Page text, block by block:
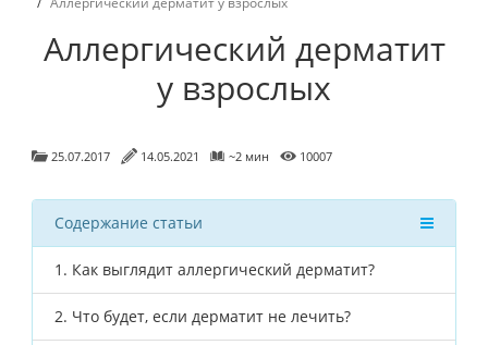
Аллергический дерматит
у взрослых
25.07.2017 14.05.2021 ~2 мин 10007
Содержание статьи
1. Как выглядит аллергический дерматит?
2. Что будет, если дерматит не лечить?